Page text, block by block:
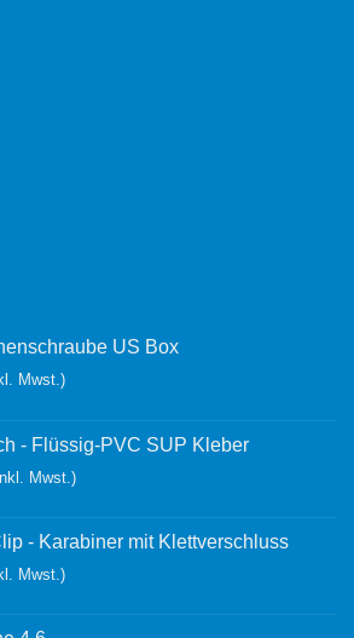
US Box
Mwst.)
- Flüssig-PVC SUP Kleber
Mwst.)
- Karabiner mit Klettverschluss
Mwst.)